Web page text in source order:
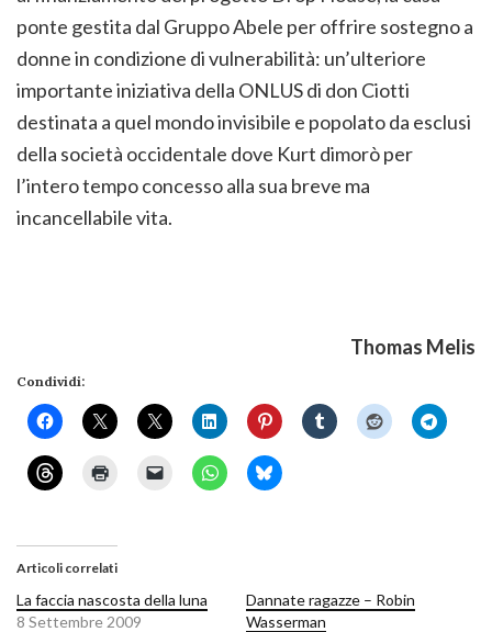
ponte gestita dal Gruppo Abele per offrire sostegno a
donne in condizione di vulnerabilità: un’ulteriore
importante iniziativa della ONLUS di don Ciotti
destinata a quel mondo invisibile e popolato da esclusi
della società occidentale dove Kurt dimorò per
l’intero tempo concesso alla sua breve ma
incancellabile vita.
Thomas Melis
Condividi:
Articoli correlati
La faccia nascosta della luna
8 Settembre 2009
Dannate ragazze – Robin
Wasserman